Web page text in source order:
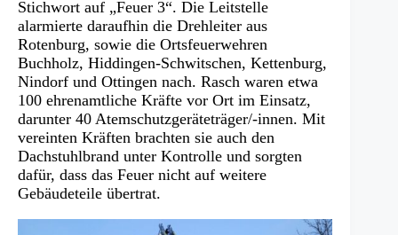
Stichwort auf „Feuer 3“. Die Leitstelle
alarmierte daraufhin die Drehleiter aus
Rotenburg, sowie die Ortsfeuerwehren
Buchholz, Hiddingen-Schwitschen, Kettenburg,
Nindorf und Ottingen nach. Rasch waren etwa
100 ehrenamtliche Kräfte vor Ort im Einsatz,
darunter 40 Atemschutzgeräteträger/-innen. Mit
vereinten Kräften brachten sie auch den
Dachstuhlbrand unter Kontrolle und sorgten
dafür, dass das Feuer nicht auf weitere
Gebäudeteile übertrat.